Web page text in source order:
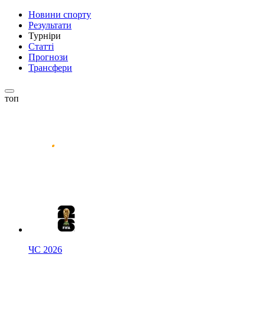
Новини спорту
Результати
Турніри
Статті
Прогнози
Трансфери
топ
ЧС 2026